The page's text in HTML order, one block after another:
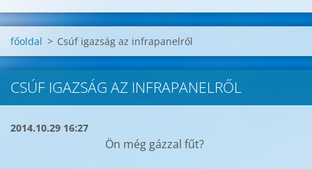
főoldal > Csúf igazság az infrapanelről
CSÚF IGAZSÁG AZ INFRAPANELRŐL
2014.10.29 16:27
Ön még gázzal fűt?